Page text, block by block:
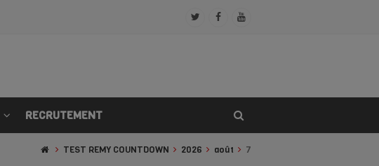
TwitterFacebookYoutube
RECRUTEMENT
TEST REMY COUNTDOWN 2026 août 7